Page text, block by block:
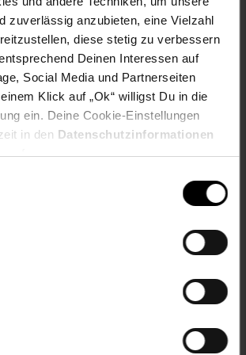
zuverlässig anzubieten, eine Vielzahl
diese stetig zu verbessern
Deinen Interessen auf
Social Media und Partnerseiten
Klick auf „Ok“ willigst Du in die
ein. Deine Cookie-Einstellungen
in den Datenschutzinformationen
Damen Jacken & Mäntel